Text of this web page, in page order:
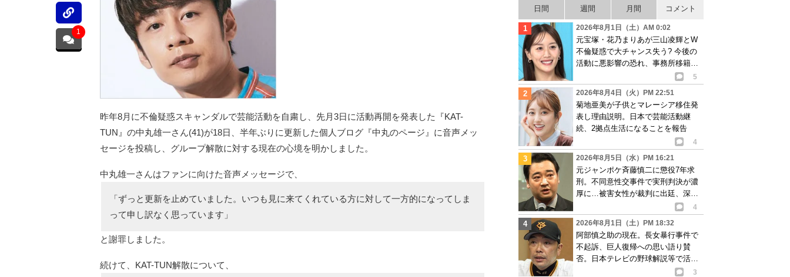
1
昨年8月に不倫疑惑スキャンダルで芸能活動を自粛し、先月3日に活動再開を発表した『KAT-
TUN』の中丸雄一さん(41)が18日、半年ぶりに更新した個人ブログ『中丸のページ』に音声メッ
セージを投稿し、グループ解散に対する現在の心境を明かしました。
中丸雄一さんはファンに向けた音声メッセージで、
「ずっと更新を止めていました。いつも見に来てくれている方に対して一方的になってしま
って申し訳なく思っています」
と謝罪しました。
続けて、KAT-TUN解散について、
日間 週間 月間 コメント
2026年8月1日（土）AM 0:02
元宝塚・花乃まりあが三山凌輝とW
不倫疑惑で大チャンス失う? 今後の
活動に悪影響の恐れ、事務所移籍が
5
2026年8月4日（火）PM 22:51
菊地亜美が子供とマレーシア移住発
表し理由説明。日本で芸能活動継
続、2拠点生活になることを報告
4
2026年8月5日（水）PM 16:21
元ジャンポケ斉藤慎二に懲役7年求
刑。不同意性交事件で実刑判決が濃
厚に…被害女性が裁判に出廷、深刻
4
2026年8月1日（土）PM 18:32
阿部慎之助の現在。長女暴行事件で
不起訴、巨人復帰への思い語り賛
否。日本テレビの野球解説等で活動
3